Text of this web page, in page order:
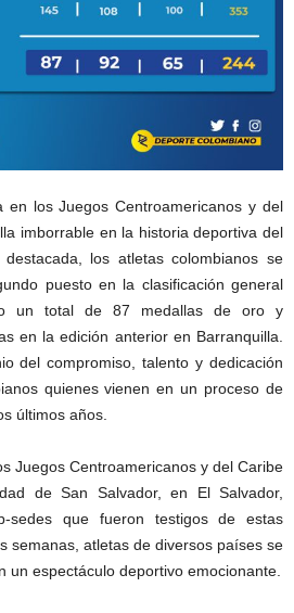
en los Juegos Centroamericanos y del
imborrable en la historia deportiva del
los atletas colombianos se
puesto en la clasificación general
un total de 87 medallas de oro y
en la edición anterior en Barranquilla.
del compromiso, talento y dedicación
quienes vienen en un proceso de
últimos años.
Juegos Centroamericanos y del Caribe
de San Salvador, en El Salvador,
sedes que fueron testigos de estas
semanas, atletas de diversos países se
un espectáculo deportivo emocionante.